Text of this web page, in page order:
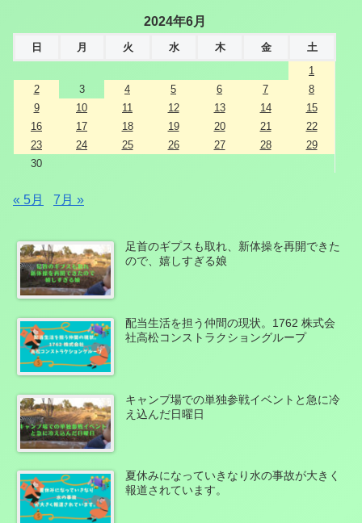
2024年6月
日 月 火 水 木 金
土
1
2
3 4 5 6 7
8
9
10 11 12 13 14
15
16
17 18 19 20 21
22
23
24 25 26 27 28
29
30
« 5月 7月 »
足首のギプスも取れ、新体操を再開できた
ので、嬉しすぎる娘
配当生活を担う仲間の現状。1762 株式会
社高松コンストラクショングループ
キャンプ場での単独参戦イベントと急に冷
え込んだ日曜日
夏休みになっていきなり水の事故が大きく
報道されています。